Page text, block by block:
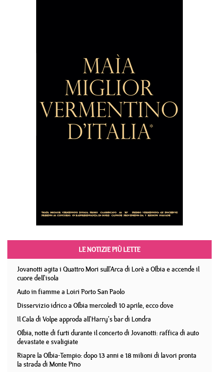
LE NOTIZIE PIÙ LETTE
Jovanotti agita i Quattro Mori sull'Arca di Lorè a Olbia e accende il
cuore dell'isola
Auto in fiamme a Loiri Porto San Paolo
Disservizio idrico a Olbia mercoledì 10 aprile, ecco dove
Il Cala di Volpe approda all'Harry's bar di Londra
Olbia, notte di furti durante il concerto di Jovanotti: raffica di auto
devastate e svaligiate
Riapre la Olbia-Tempio: dopo 13 anni e 18 milioni di lavori pronta
la strada di Monte Pino